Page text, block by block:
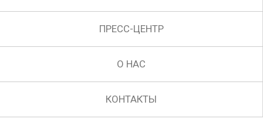
ПРЕСС-ЦЕНТР
О НАС
КОНТАКТЫ